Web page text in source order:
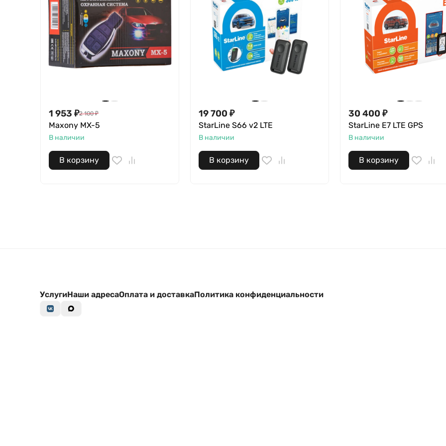
1 953 ₽2 100 ₽
Maxony MX-5
В наличии
В корзину
19 700 ₽
StarLine S66 v2 LTE
В наличии
В корзину
30 400 ₽
StarLine E7 LTE GPS
В наличии
В корзину
УслугиНаши адресаОплата и доставкаПолитика конфиденциальности